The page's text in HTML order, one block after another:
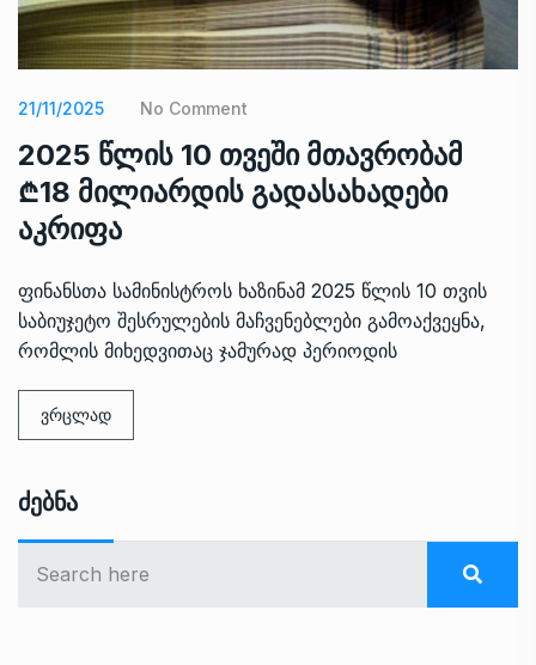
21/11/2025 No Comment
2025 წლის 10 თვეში მთავრობამ
₾18 მილიარდის გადასახადები
აკრიფა
ფინანსთა სამინისტროს ხაზინამ 2025 წლის 10 თვის
საბიუჯეტო შესრულების მაჩვენებლები გამოაქვეყნა,
რომლის მიხედვითაც ჯამურად პერიოდის
ვრცლად
Ძებნა